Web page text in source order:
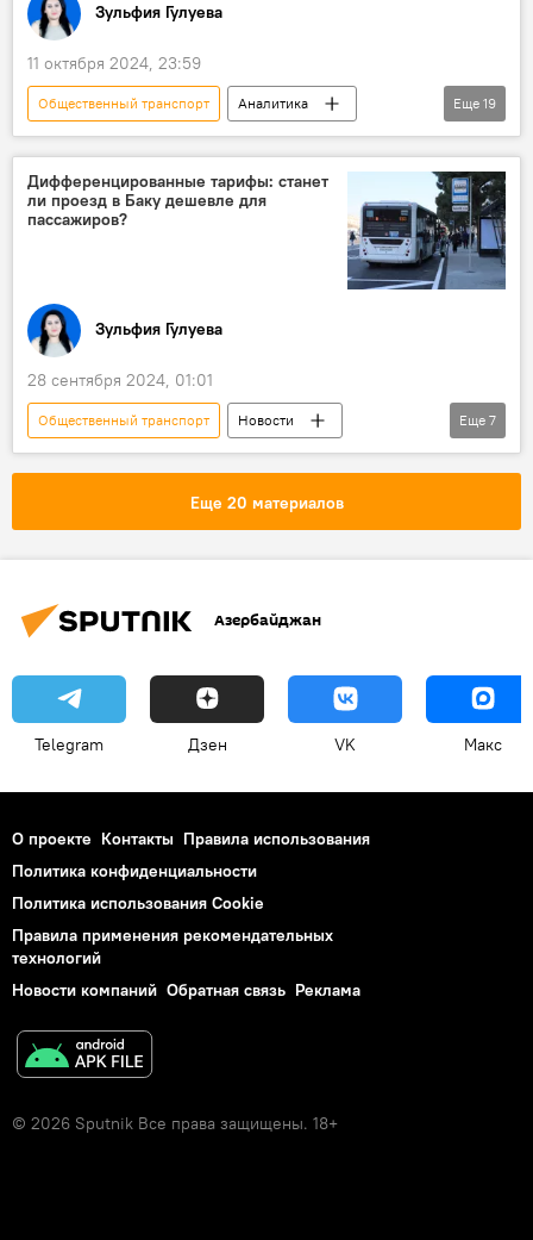
Зульфия Гулуева
11 октября 2024, 23:59
Общественный транспорт
Аналитика
Азербайджан
Баку
Абшерон
Общество
Урбанистика
Градостроительство
генеральный план
Образование
Инфраструктура
Грузия
водные ресурсы
Каспийское море
Еще 19
Дифференцированные тарифы: станет
ли проезд в Баку дешевле для
пассажиров?
Зульфия Гулуева
28 сентября 2024, 01:01
Общественный транспорт
Новости
Азербайджан
Общество
мнение
АЖД
Еще 7
Еще 20 материалов
Азербайджан
Telegram Дзен VK Макс
О проекте Контакты Правила использования
Политика конфиденциальности
Политика использования Cookie
Правила применения рекомендательных
технологий
Новости компаний Обратная связь Реклама
© 2026 Sputnik Все права защищены. 18+